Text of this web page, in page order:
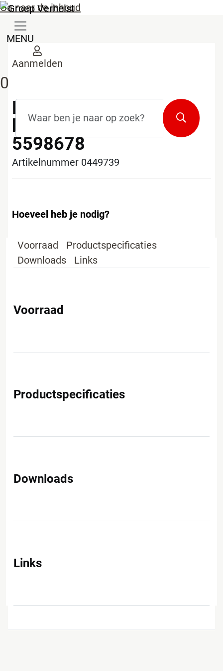
Ga naar de inhoud
MENU
Aanmelden
0
Zoeken
Esselte 623904
brievenbak, grijs -
5598678
Artikelnummer 0449739
Hoeveel heb je nodig?
Voorraad
Productspecificaties
Downloads
Links
Voorraad
Productspecificaties
Downloads
Links